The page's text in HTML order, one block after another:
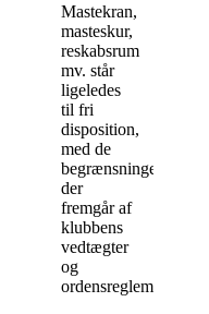
Mastekran,
masteskur,
reskabsrum
mv. står
ligeledes
til fri
disposition,
med de
begrænsninger
der
fremgår af
klubbens
vedtægter
og
ordensreglement.